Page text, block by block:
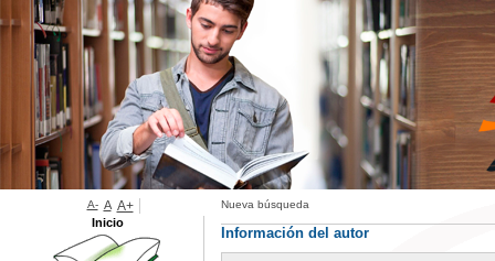
Nueva búsqueda
Información del autor
A- A A+
Inicio